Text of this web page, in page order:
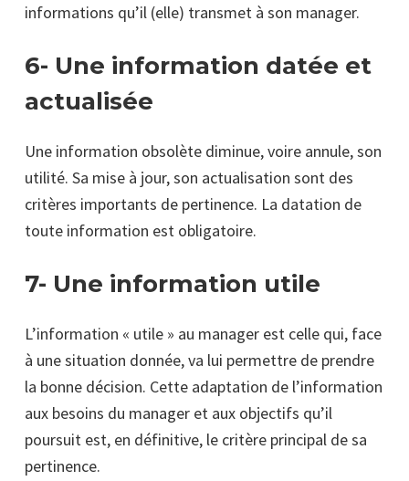
informations qu’il (elle) transmet à son manager.
6- Une information datée et
actualisée
Une information obsolète diminue, voire annule, son
utilité. Sa mise à jour, son actualisation sont des
critères importants de pertinence. La datation de
toute information est obligatoire.
7- Une information utile
L’information « utile » au manager est celle qui, face
à une situation donnée, va lui permettre de prendre
la bonne décision. Cette adaptation de l’information
aux besoins du manager et aux objectifs qu’il
poursuit est, en définitive, le critère principal de sa
pertinence.